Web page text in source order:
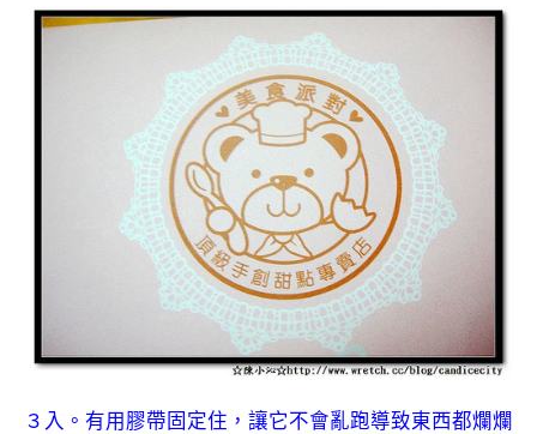
３入。有用膠帶固定住，讓它不會亂跑導致東西都爛爛